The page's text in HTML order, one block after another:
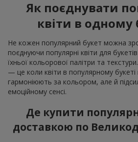
Як поєднувати
квіти в одному
Не кожен популярний букет можна
поєднуючи популярні квіти для
їхньої кольорової палітри та
— це коли квіти в популярному
гармоніюють за кольором, але й
емоційному сенсі.
Де купити
доставкою по